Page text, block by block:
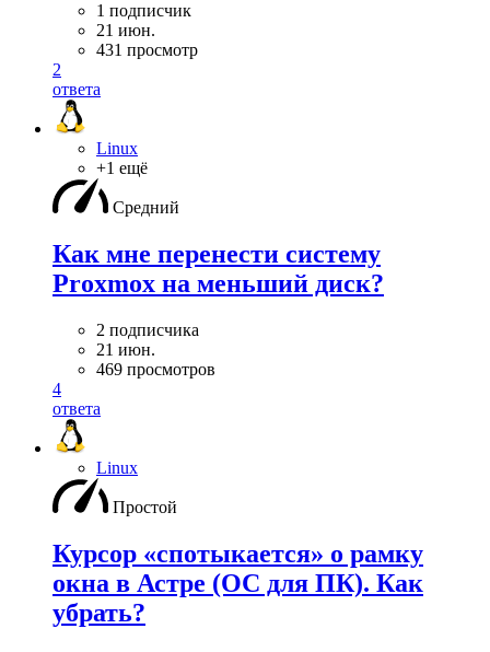
1 подписчик
21 июн.
431 просмотр
2
ответа
Linux
+1 ещё
Средний
Как мне перенести систему
Proxmox на меньший диск?
2 подписчика
21 июн.
469 просмотров
4
ответа
Linux
Простой
Курсор «спотыкается» о рамку
окна в Астре (ОС для ПК). Как
убрать?